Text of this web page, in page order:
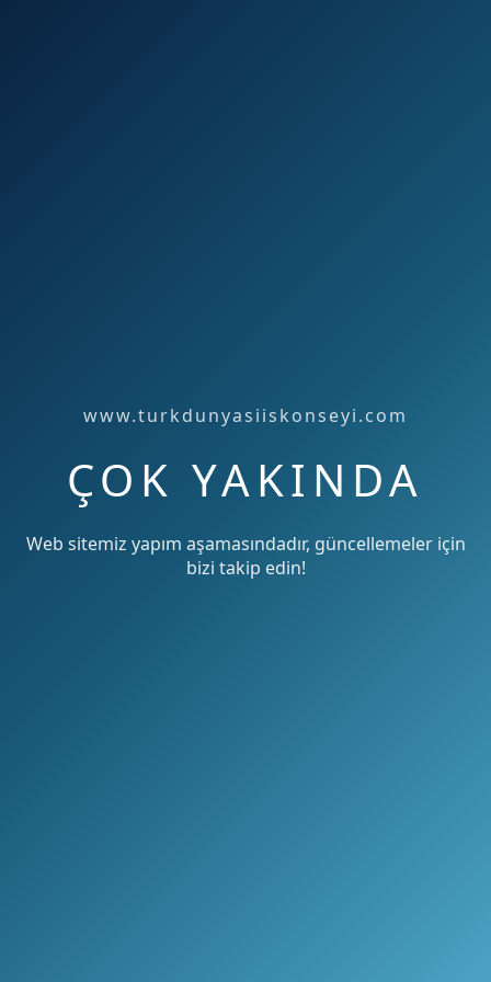
www.turkdunyasiiskonseyi.com
ÇOK YAKINDA
Web sitemiz yapım aşamasındadır, güncellemeler için
bizi takip edin!